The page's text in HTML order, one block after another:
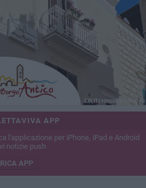
APP
l'applicazione per iPhone, iPad e Android
notizie push
APP